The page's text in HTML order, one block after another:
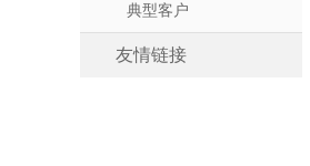
典型客户
友情链接